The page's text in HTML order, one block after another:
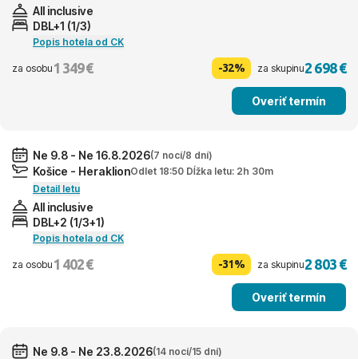
All inclusive
DBL+1 (1/3)
Popis hotela od CK
za osobu 1 349 € -32% za skupinu2 698 €
Overiť termín
Ne 9.8 - Ne 16.8.2026(7 nocí/8 dní)
Košice - HeraklionOdlet 18:50 Dĺžka letu: 2h 30m
Detail letu
All inclusive
DBL+2 (1/3+1)
Popis hotela od CK
za osobu 1 402 € -31% za skupinu2 803 €
Overiť termín
Ne 9.8 - Ne 23.8.2026(14 nocí/15 dní)